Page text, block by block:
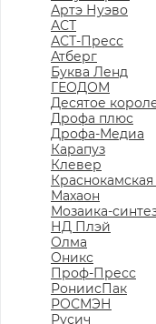
Артэ Нуэво
АСТ
АСТ-Пресс
Атберг
Буква Ленд
ГЕОДОМ
Десятое
Дрофа плюс
Дрофа-Медиа
Карапуз
Клевер
Махаон
Мозаика-
НД Плэй
Олма
Оникс
Проф-Пресс
РониисПак
РОСМЭН
Русич